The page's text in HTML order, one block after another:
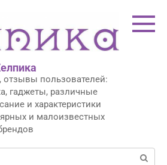
отзывы пользователей:
гаджеты, различные
и характеристики
и малоизвестных